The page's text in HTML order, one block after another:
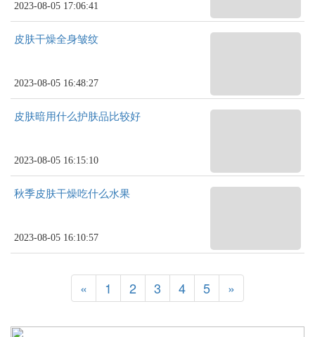
2023-08-05 17:06:41
皮肤干燥全身皱纹
2023-08-05 16:48:27
皮肤暗用什么护肤品比较好
2023-08-05 16:15:10
秋季皮肤干燥吃什么水果
2023-08-05 16:10:57
« 1 2 3 4 5 »